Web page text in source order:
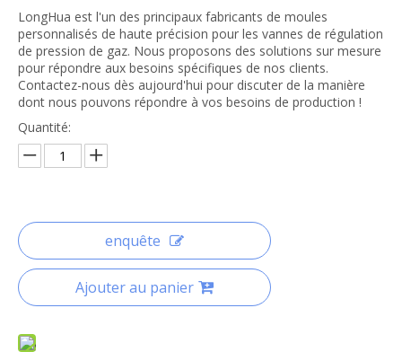
LongHua est l'un des principaux fabricants de moules
personnalisés de haute précision pour les vannes de régulation
de pression de gaz. Nous proposons des solutions sur mesure
pour répondre aux besoins spécifiques de nos clients.
Contactez-nous dès aujourd'hui pour discuter de la manière
dont nous pouvons répondre à vos besoins de production !
Quantité:
enquête
Ajouter au panier